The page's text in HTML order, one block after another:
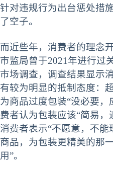
针对违规行为出台惩处措
了空子。
而近些年，消费者的理念
市监局曾于2021年进行过
市场调查，调查结果显示
有较为明显的抵制态度：
为商品过度包装“没必要，
费者认为包装应该“简易，
消费者表示“不愿意，不
商品，为包装更精美的那
用”。